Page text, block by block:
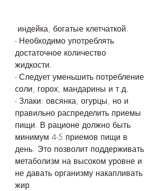
индейка, богатые клетчаткой.
- Необходимо употреблять
достаточное количество
жидкости.
- Следует уменьшить потребление
соли, горох, мандарины и т.д.
- Злаки: овсянка, огурцы, но и
правильно распределить приемы
пищи. В рационе должно быть
минимум 4-5 приемов пищи в
день. Это позволит поддерживать
метаболизм на высоком уровне и
не давать организму накапливать
жир.